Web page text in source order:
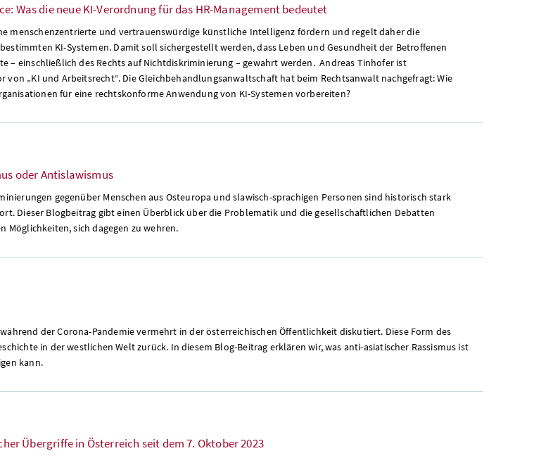
Was die neue KI-Verordnung für das HR-Management bedeutet
menschenzentrierte und vertrauenswürdige künstliche Intelligenz fördern und regelt daher die
KI-Systemen. Damit soll sichergestellt werden, dass Leben und Gesundheit der Betroffenen
– einschließlich des Rechts auf Nichtdiskriminierung – gewahrt werden. Andreas Tinhofer ist
von „KI und Arbeitsrecht“. Die Gleichbehandlungsanwaltschaft hat beim Rechtsanwalt nachgefragt: Wie
für eine rechtskonforme Anwendung von KI-Systemen vorbereiten?
oder Antislawismus
gegenüber Menschen aus Osteuropa und slawisch-sprachigen Personen sind historisch stark
Dieser Blogbeitrag gibt einen Überblick über die Problematik und die gesellschaftlichen Debatten
Möglichkeiten, sich dagegen zu wehren.
der Corona-Pandemie vermehrt in der österreichischen Öffentlichkeit diskutiert. Diese Form des
in der westlichen Welt zurück. In diesem Blog-Beitrag erklären wir, was anti-asiatischer Rassismus ist
kann.
Übergriffe in Österreich seit dem 7. Oktober 2023